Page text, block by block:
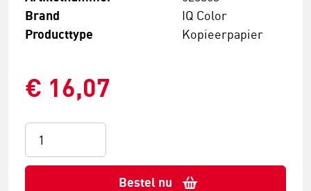
Brand IQ Color
Producttype Kopieerpapier
€ 16,07
Bestel nu